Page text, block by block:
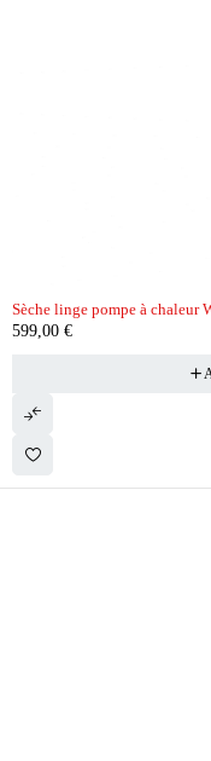
Sèche linge pompe à chaleur
599,00 €